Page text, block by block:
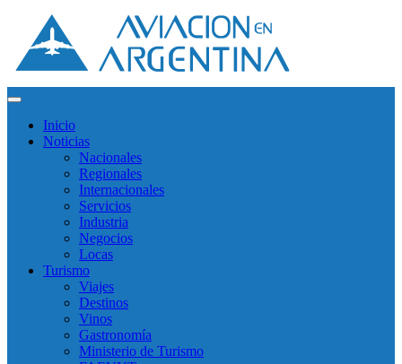
Inicio
Noticias
Nacionales
Regionales
Internacionales
Servicios
Industria
Negocios
Locas
Turismo
Viajes
Destinos
Vinos
Gastronomía
Ministerio de Turismo